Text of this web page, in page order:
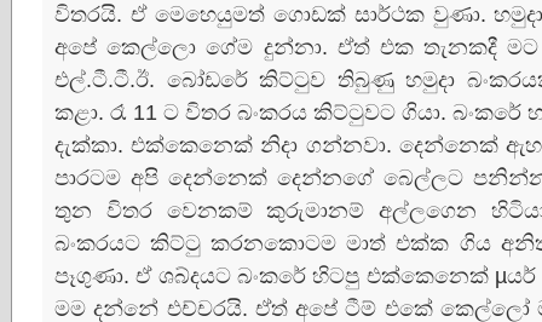
විතරයි. ඒ මෙහෙයුමත් ගොඩක්‌ සාර්ථක වුණා.
අපේ කෙල්ලො ගේම දුන්නා. ඒත් එක තැනකදී මට
එල්.ටී.ටී.ඊ. බෝඩරේ කිට්‌ටුව තිබුණු හමුදා
කළා. රෑ 11 ට විතර බංකරය කිට්‌ටුවට ගියා.
දැක්‌කා. එක්‌කෙනෙක්‌ නිදා ගන්නවා. දෙන්නෙක්‌
පාරටම අපි දෙන්නෙක්‌ දෙන්නගේ බෙල්ලට
තුන විතර වෙනකම් කුරුමානම් අල්ලගෙන
බංකරයට කිට්‌ටු කරනකොටම මාත් එක්‌ක ගිය
පෑගුණා. ඒ ශබ්දයට බංකරේ හිටපු එක්‌කෙනෙක්‌
මම දන්නේ එච්චරයි. ඒත් අපේ ටීම් එකේ කෙල්ලෝ